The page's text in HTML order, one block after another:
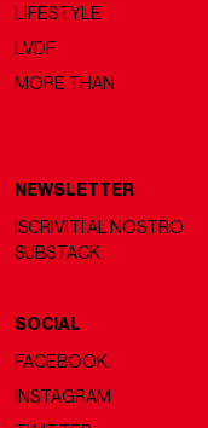
LIFESTYLE
LVDF
MORE THAN
NEWSLETTER
ISCRIVITI AL NOSTRO
SUBSTACK
SOCIAL
FACEBOOK
INSTAGRAM